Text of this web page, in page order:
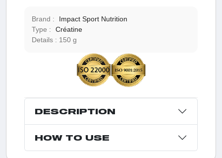
Brand :
Impact Sport Nutrition
Type :
Créatine
Details :
150 g
DESCRIPTION
HOW TO USE